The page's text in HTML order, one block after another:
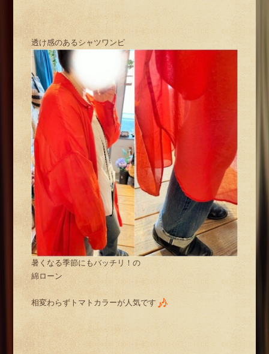
透け感のあるシャツワンピ
暑くなる季節にもバッチリ！の
綿ローン
相変わらずトマトカラーが人気です